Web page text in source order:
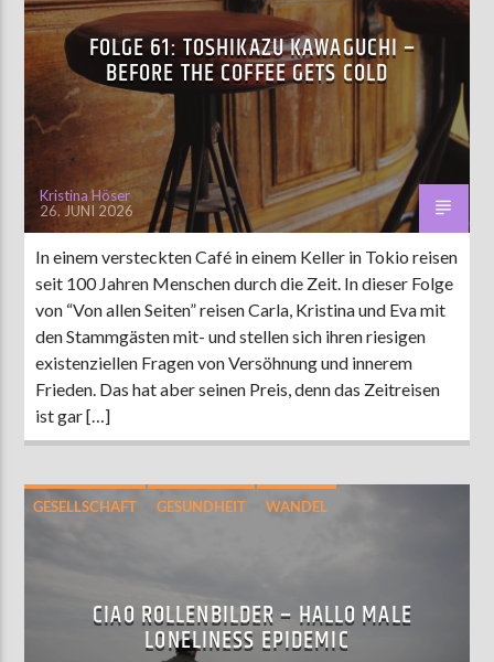
FOLGE 61: TOSHIKAZU KAWAGUCHI –
BEFORE THE COFFEE GETS COLD
Kristina Höser
26. JUNI 2026
In einem versteckten Café in einem Keller in Tokio reisen
seit 100 Jahren Menschen durch die Zeit. In dieser Folge
von “Von allen Seiten” reisen Carla, Kristina und Eva mit
den Stammgästen mit- und stellen sich ihren riesigen
existenziellen Fragen von Versöhnung und innerem
Frieden. Das hat aber seinen Preis, denn das Zeitreisen
ist gar […]
GESELLSCHAFT GESUNDHEIT WANDEL
CIAO ROLLENBILDER – HALLO MALE
LONELINESS EPIDEMIC